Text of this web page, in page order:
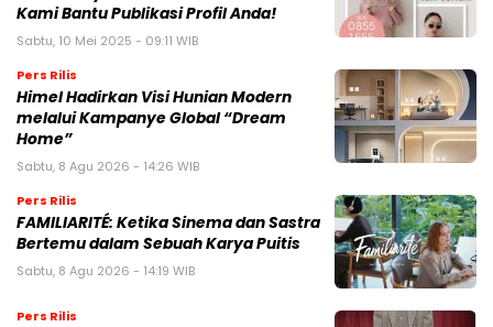
Kami Bantu Publikasi Profil Anda!
Sabtu, 10 Mei 2025 - 09:11 WIB
Pers Rilis
Himel Hadirkan Visi Hunian Modern
melalui Kampanye Global “Dream
Home”
Sabtu, 8 Agu 2026 - 14:26 WIB
Pers Rilis
FAMILIARITÉ: Ketika Sinema dan Sastra
Bertemu dalam Sebuah Karya Puitis
Sabtu, 8 Agu 2026 - 14:19 WIB
Pers Rilis